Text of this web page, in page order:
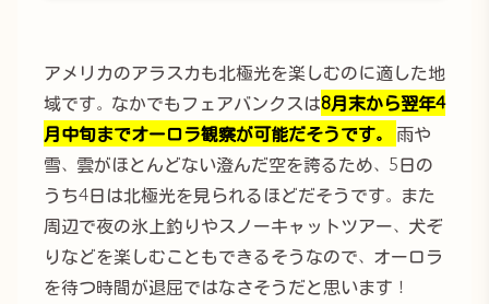
アメリカのアラスカも北極光を楽しむのに適した地
域です。なかでもフェアバンクスは8月末から翌年4
月中旬までオーロラ観察が可能だそうです。 雨や
雪、雲がほとんどない澄んだ空を誇るため、5日の
うち4日は北極光を見られるほどだそうです。また
周辺で夜の氷上釣りやスノーキャットツアー、犬ぞ
りなどを楽しむこともできるそうなので、オーロラ
を待つ時間が退屈ではなさそうだと思います！